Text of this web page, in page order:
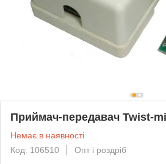
Приймач-передавач Twist-
Немає в наявності
Код: 106510
Опт і роздріб